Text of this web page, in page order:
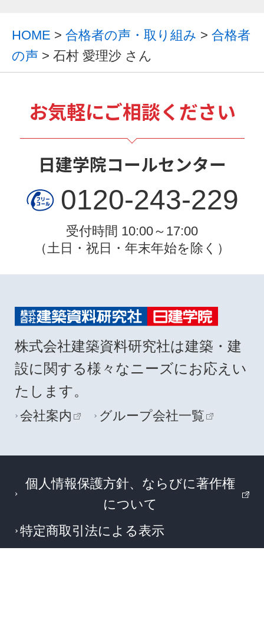
HOME > 合格者の声・取り組み > 合格者
の声 > 石村 愛理沙 さん
お気軽にご相談ください
日建学院コールセンター
0120-243-229
受付時間 10:00～17:00
（土日・祝日・年末年始を除く）
株式会社建築資料研究社は建築・建
設に関する様々なニーズにお応えい
たします。
会社案内 グループ会社一覧
個人情報保護方針、ならびに著作権
について
特定商取引法による表示